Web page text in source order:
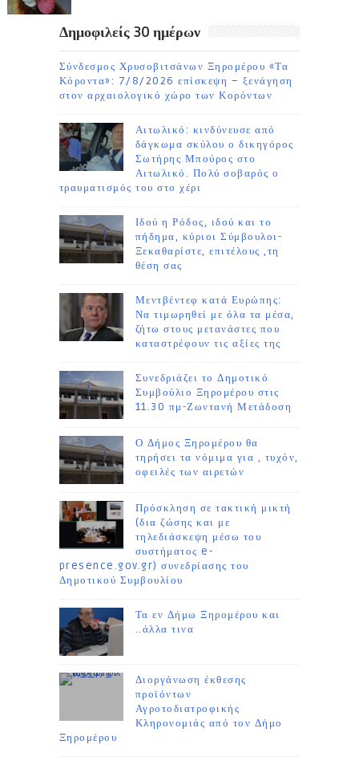
Δημοφιλείς 30 ημέρων
Σύνδεσμος Χρυσοβιτσάνων Ξηρομέρου «Τα
Κόροντα»: 7/8/2026 επίσκεψη – ξενάγηση
στον αρχαιολογικό χώρο των Κορόντων
Αιτωλικό: κινδύνευσε από
δάγκωμα σκύλου ο δικηγόρος
Σωτήρης Μπούρος στο
Αιτωλικό. Πολύ σοβαρός ο
τραυματισμός του στο χέρι
Ιδού η Ρόδος, ιδού και το
πήδημα, κύριοι Σύμβουλοι-
Ξεκαθαρίστε, επιτέλους ,τη
θέση σας
Μεντβέντεφ κατά Ευρώπης:
Να τιμωρηθεί με όλα τα μέσα,
ζήτω στους μετανάστες που
καταστρέφουν τις αξίες της
Συνεδριάζει το Δημοτικό
Συμβούλιο Ξηρομέρου στις
11.30 πμ-Ζωντανή Μετάδοση
Ο Δήμος Ξηρομέρου θα
τηρήσει τα νόμιμα για , τυχόν,
οφειλές των αιρετών
Πρόσκληση σε τακτική μικτή
(δια ζώσης και με
τηλεδιάσκεψη μέσω του
συστήματος e-
presence.gov.gr) συνεδρίασης του
Δημοτικού Συμβουλίου
Τα εν Δήμω Ξηρομέρου και
..άλλα τινα
Διοργάνωση έκθεσης
προϊόντων
Αγροτοδιατροφικής
Κληρονομιάς από τον Δήμο
Ξηρομέρου